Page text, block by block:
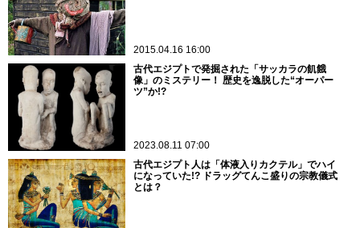
2015.04.16 16:00
古代エジプトで発掘された「サッカラの飢餓
像」のミステリー！ 歴史を逸脱した“オーパー
ツ”か!?
2023.08.11 07:00
古代エジプト人は「体液入りカクテル」でハイ
になっていた!? ドラッグてんこ盛りの宗教儀式
とは？